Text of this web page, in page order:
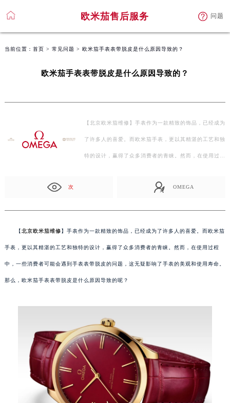
欧米茄售后服务 问题
当前位置： 首页 > 常见问题 > 欧米茄手表表带脱皮是什么原因导致的？
欧米茄手表表带脱皮是什么原因导致的？
【北京欧米茄维修】手表作为一款精致的饰品，已经成为
了许多人的喜爱。而欧米茄手表，更以其精湛的工艺和独
特的设计，赢得了众多消费者的青睐。然而，在使用过
次 OMEGA
【北京欧米茄维修】手表作为一款精致的饰品，已经成为了许多人的喜爱。而欧米茄
手表，更以其精湛的工艺和独特的设计，赢得了众多消费者的青睐。然而，在使用过程
中，一些消费者可能会遇到手表表带脱皮的问题，这无疑影响了手表的美观和使用寿命。
那么，欧米茄手表表带脱皮是什么原因导致的呢？